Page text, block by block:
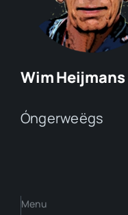
Wim Heijmans
Óngerweëgs
Menu